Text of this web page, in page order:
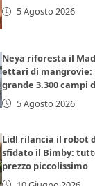
5 Agosto 2026
Neya riforesta il
ettari di mangrovie:
grande 3.300 campi
5 Agosto 2026
Lidl rilancia il robot
sfidato il Bimby:
prezzo piccolissimo